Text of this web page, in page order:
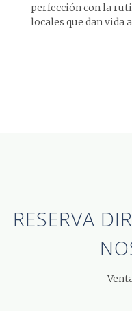
perfección con la
locales que dan vida
RESERVA